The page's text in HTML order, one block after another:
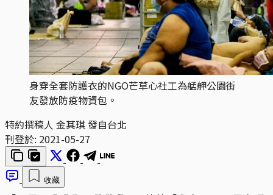
身穿全套防護衣的NGO芒草心社工為艋舺公園街
友發放防疫物資包。
特約撰稿人 金其琪 發自台北
刊登於: 2021-05-27
收藏